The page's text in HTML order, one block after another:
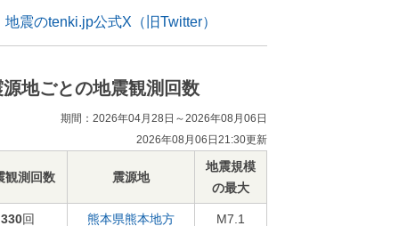
地震のtenki.jp公式X（旧Twitter）
源地ごとの地震観測回数
期間：2026年04月28日～2026年08月06日
2026年08月06日21:30更新
観測回数 震源地
地震規模
の最大
330回 熊本県熊本地方 M7.1